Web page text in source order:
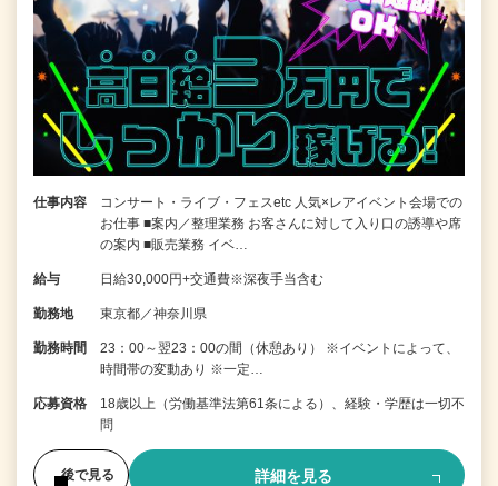
仕事内容
コンサート・ライブ・フェスetc 人気×レアイベント会場での
お仕事 ■案内／整理業務 お客さんに対して入り口の誘導や席
の案内 ■販売業務 イベ…
給与 日給30,000円+交通費※深夜手当含む
勤務地 東京都／神奈川県
勤務時間
23：00～翌23：00の間（休憩あり） ※イベントによって、
時間帯の変動あり ※一定…
応募資格
18歳以上（労働基準法第61条による）、経験・学歴は一切不
問
後で見る 詳細を見る